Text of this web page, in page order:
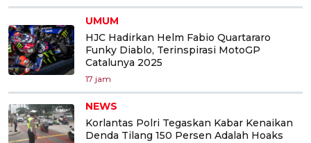
UMUM
HJC Hadirkan Helm Fabio Quartararo
Funky Diablo, Terinspirasi MotoGP
Catalunya 2025
17 jam
NEWS
Korlantas Polri Tegaskan Kabar Kenaikan
Denda Tilang 150 Persen Adalah Hoaks